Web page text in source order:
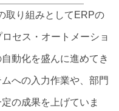
取り組みとしてERPの
セス・オートメーショ
動化を盛んに進めてき
への入力作業や、部門
の成果を上げていま